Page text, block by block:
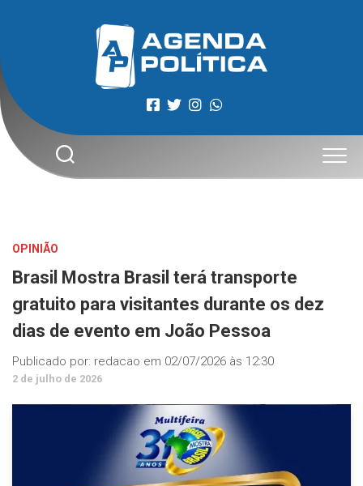
OPINIÃO
Brasil Mostra Brasil terá transporte
gratuito para visitantes durante os dez
dias de evento em João Pessoa
Publicado por: redacao em 02/07/2026 às 12:30
2 de julho de 2026